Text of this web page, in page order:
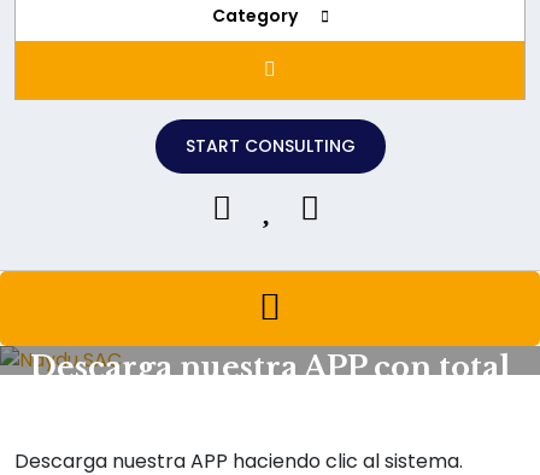
Category
START CONSULTING
Descarga Nuestra APP Con Total Seguridad
Descarga nuestra APP con total
Descarga nuestra APP haciendo clic al sistema.